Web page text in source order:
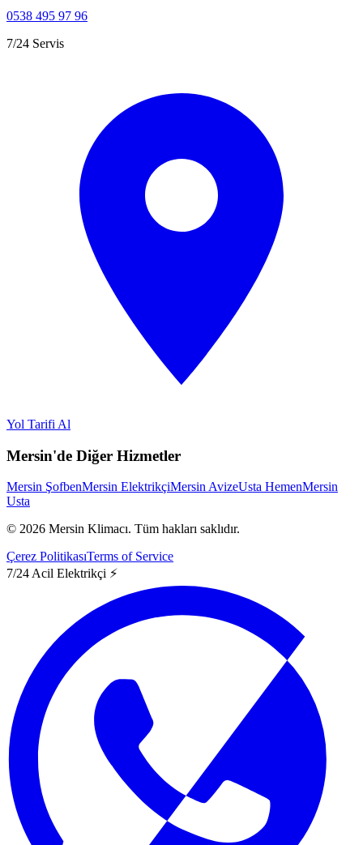
0538 495 97 96
7/24 Servis
Yol Tarifi Al
Mersin'de Diğer Hizmetler
Mersin ŞofbenMersin ElektrikçiMersin AvizeUsta HemenMersin
Usta
© 2026 Mersin Klimacı. Tüm hakları saklıdır.
Çerez PolitikasıTerms of Service
7/24 Acil Elektrikçi ⚡